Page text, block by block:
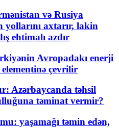
və Rusiya
yollarını axtarır, lakin
ehtimalı azdır
Avropadakı enerji
elementinə çevrilir
Azərbaycanda təhsil
təminat vermir?
yaşamağı təmin edən,